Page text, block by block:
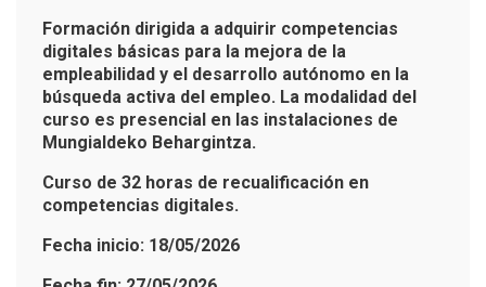
Formación dirigida a adquirir competencias
digitales básicas para la mejora de la
empleabilidad y el desarrollo autónomo en la
búsqueda activa del empleo. La modalidad del
curso es presencial en las instalaciones de
Mungialdeko Behargintza.
Curso de 32 horas de recualificación en
competencias digitales.
Fecha inicio: 18/05/2026